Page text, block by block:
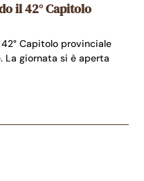
il 42° Capitolo
Capitolo provinciale
La giornata si è aperta